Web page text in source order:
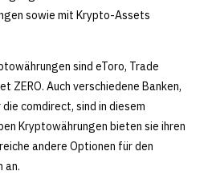
sowie mit Krypto-Assets
sind eToro, Trade
ZERO. Auch verschiedene Banken,
comdirect, sind in diesem
Kryptowährungen bieten sie ihren
andere Optionen für den
an.